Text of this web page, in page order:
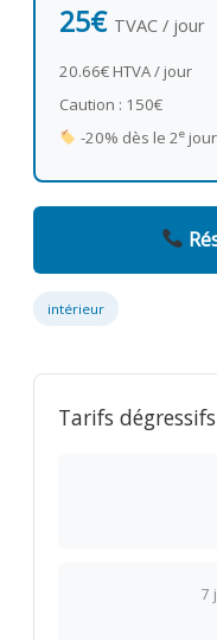
25€ TVAC / jour
20.66€ HTVA / jour
Caution : 150€
-20% dès le 2ejour
intérieur
Tarifs dégressifs
7